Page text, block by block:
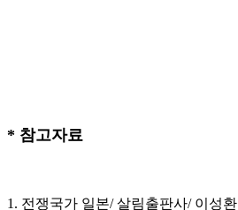
* 참고자료
1. 전쟁국가 일본/ 살림출판사/ 이성환